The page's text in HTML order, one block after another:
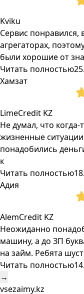
Kviku
Сервис понравился,
агрегаторах,
были хорошие от
Читать полностью
Хамзат
LimeCredit KZ
Не думал, что
жизненные
понадобились
к
Читать полностью
Адия
AlemCredit KZ
Неожиданно
машину, а до ЗП
на займ. Ребята
Читать полностью
→
vsezaimy.kz